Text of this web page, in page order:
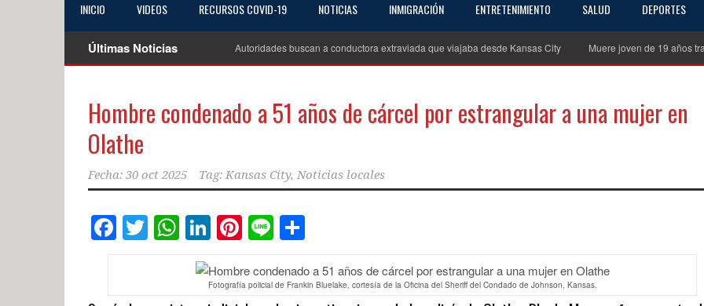
INICIO VIDEOS RECURSOS COVID-19 NOTICIAS INMIGRACIÓN ENTRETENIMIENTO SALUD DEPORTES
Últimas Noticias Autoridades buscan a conductora extraviada que viajaba desde Kansas City Muere joven de 19 años
Hombre condenado a 51 años de cárcel por estrangular a una mujer en
Olathe
Fecha: 30 oct 2025 Tag: Kansas City, Noticias locales
Facebook
Twitter
WhatsApp
LinkedIn
Pinterest
Line
Fotografía policial de Frankin Bluelake, cortesía de la Oficina del Sheriff del Condado de Johnson, Kansas.